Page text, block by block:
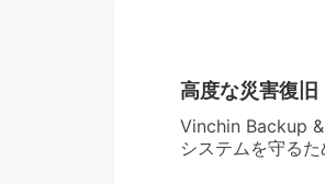
高度な災害復旧
Vinchin Backup
システムを守る